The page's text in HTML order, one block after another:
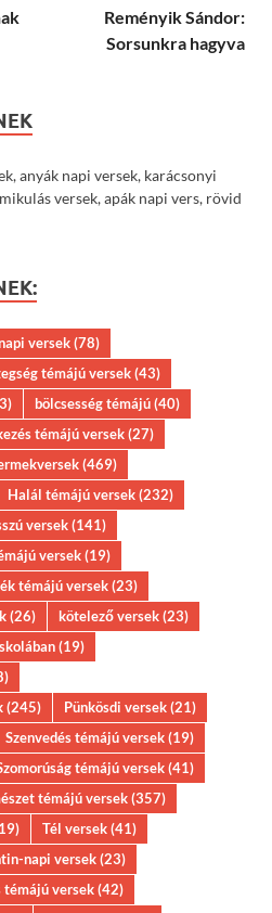
Reményik Sándor:
Sorsunkra hagyva
anyák napi versek, karácsonyi
versek, apák napi vers, rövid
versek(78)
témájú versek(43)
bölcsesség témájú(40)
témájú versek(27)
(469)
Halál témájú versek(232)
versek(141)
versek(19)
témájú versek(23)
(26) kötelező versek(23)
(19)
(245) Pünkösdi versek(21)
Szenvedés témájú versek(19)
témájú versek(41)
témájú versek(357)
Tél versek(41)
napi versek(23)
témájú versek(42)